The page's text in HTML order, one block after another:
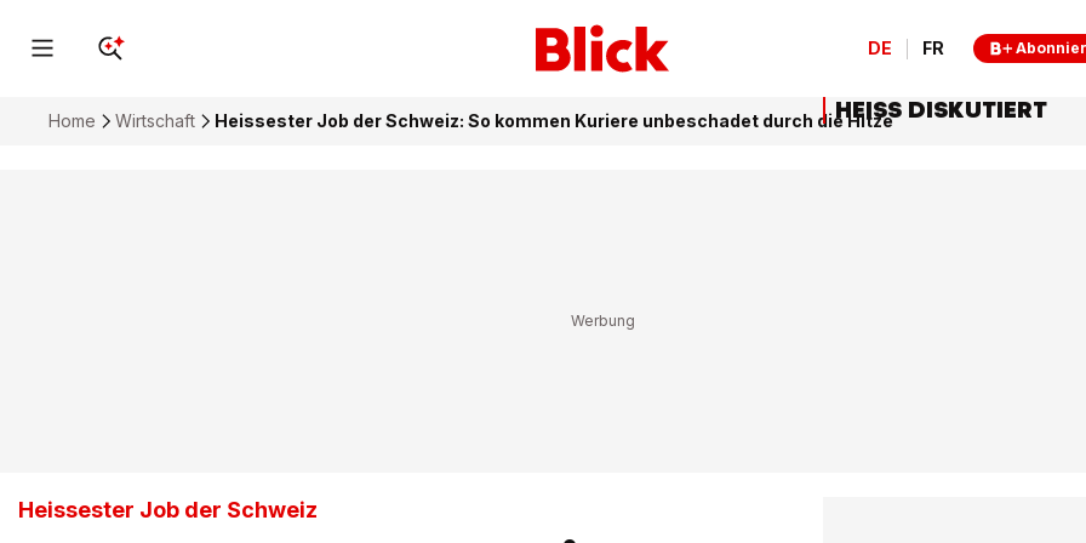
DE FR
Home Wirtschaft Heissester Job der Schweiz: So kommen Kuriere unbeschadet durch die Hitze
Heissester Job der Schweiz
HEISS DISKUTIERT